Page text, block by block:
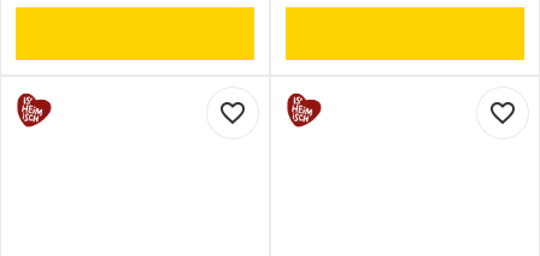
favorite_border favorite_border